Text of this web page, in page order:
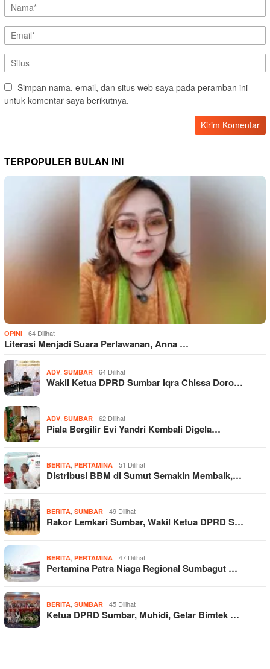
Simpan nama, email, dan situs web saya pada peramban ini
untuk komentar saya berikutnya.
TERPOPULER BULAN INI
OPINI 64 Dilihat
Literasi Menjadi Suara Perlawanan, Anna …
ADV SUMBAR 64 Dilihat
Wakil Ketua DPRD Sumbar Iqra Chissa Doro…
ADV SUMBAR 62 Dilihat
Piala Bergilir Evi Yandri Kembali Digela…
BERITA PERTAMINA 51 Dilihat
Distribusi BBM di Sumut Semakin Membaik,…
BERITA SUMBAR 49 Dilihat
Rakor Lemkari Sumbar, Wakil Ketua DPRD S…
BERITA PERTAMINA 47 Dilihat
Pertamina Patra Niaga Regional Sumbagut …
BERITA SUMBAR 45 Dilihat
Ketua DPRD Sumbar, Muhidi, Gelar Bimtek …